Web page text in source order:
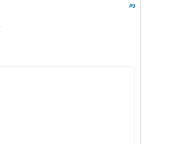
#9